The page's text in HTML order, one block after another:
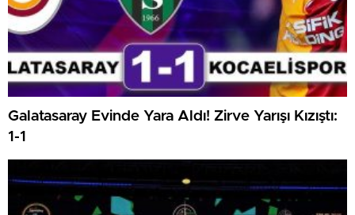
Galatasaray Evinde Yara Aldı! Zirve Yarışı Kızıştı:
1-1